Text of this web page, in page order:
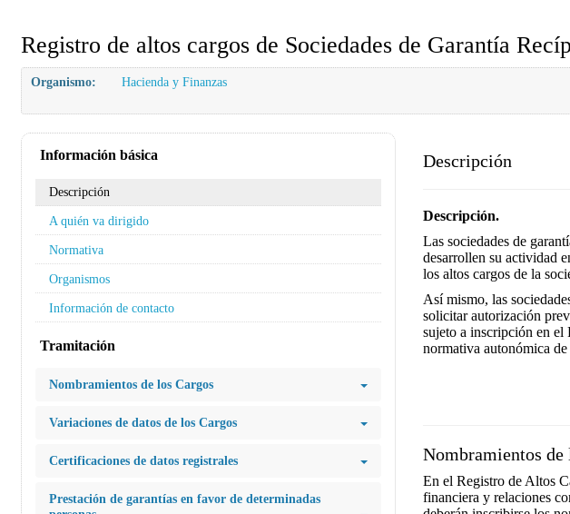
Registro de altos cargos de Sociedades de Garantía
Organismo: Hacienda y Finanzas
Información básica
Descripción
A quién va dirigido
Normativa
Organismos
Información de contacto
Tramitación
Nombramientos de los Cargos
Variaciones de datos de los Cargos
Certificaciones de datos registrales
Prestación de garantías en favor de determinadas
Descripción
Descripción.
Las sociedades de
desarrollen su actividad
los altos cargos de la
Así mismo, las
solicitar autorización
sujeto a inscripción en el
normativa autonómica
Nombramientos de
En el Registro de Altos
financiera y relaciones